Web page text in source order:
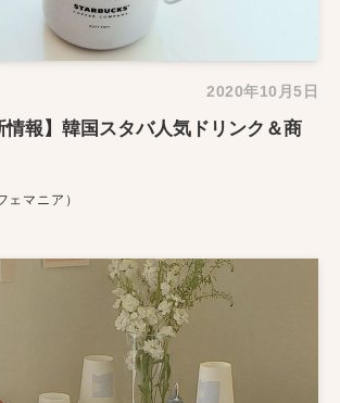
2020年10月5日
情報】韓国スタバ人気ドリンク＆商
ェマニア）